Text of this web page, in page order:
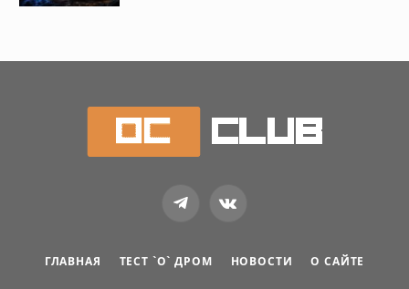
TelegramVKontakte
ГЛАВНАЯ ТЕСТ `О` ДРОМ НОВОСТИ О САЙТЕ